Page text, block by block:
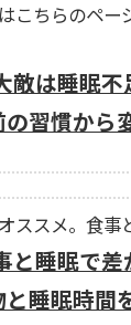
こちらのペー
敵は睡眠
習慣から
ススメ。食事
と睡眠で
睡眠時間